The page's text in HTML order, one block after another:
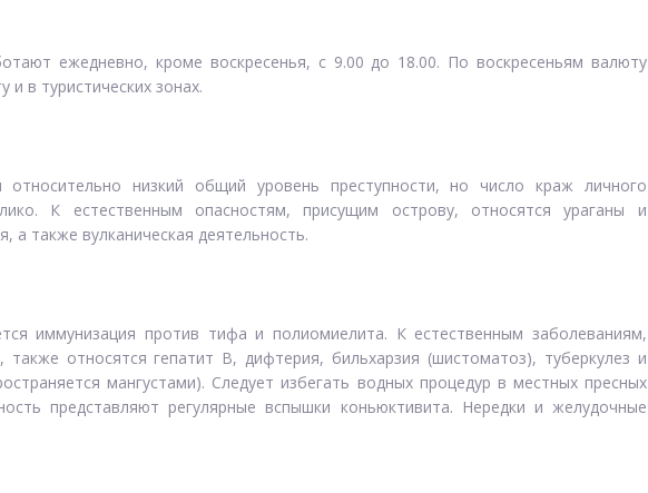
ежедневно, кроме воскресенья, с 9.00 до 18.00. По воскресеньям валюту
в туристических зонах.
относительно низкий общий уровень преступности, но число краж личного
К естественным опасностям, присущим острову, относятся ураганы и
а также вулканическая деятельность.
иммунизация против тифа и полиомиелита. К естественным заболеваниям,
относятся гепатит B, дифтерия, бильхарзия (шистоматоз), туберкулез и
мангустами). Следует избегать водных процедур в местных пресных
представляют регулярные вспышки коньюктивита. Нередки и желудочные